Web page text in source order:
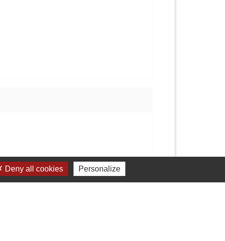
Deny all cookies Personalize